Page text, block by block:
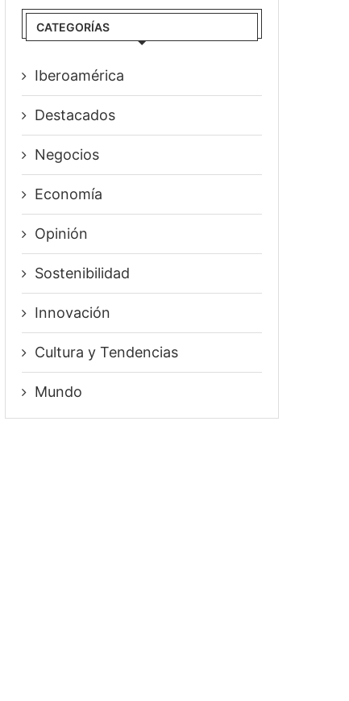
CATEGORÍAS
Iberoamérica
Destacados
Negocios
Economía
Opinión
Sostenibilidad
Innovación
⁠Cultura y Tendencias
Mundo